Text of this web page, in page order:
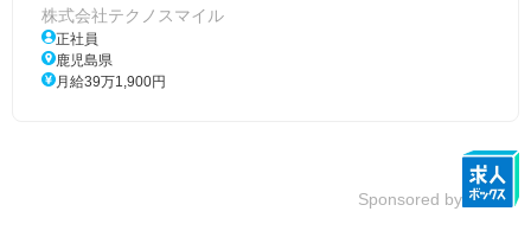
株式会社テクノスマイル
正社員
鹿児島県
月給39万1,900円
Sponsored by